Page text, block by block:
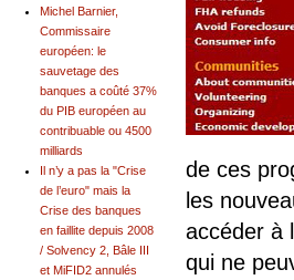
de ces
les
accéder à
qui ne
Michel Barnier,
Commissaire
européen: le
sauvetage des
banques a coûté 37%
du PIB européen au
contribuable ou 4500
milliards
Il n’y a pas la "Crise
de l’euro" mais la
Crise des banques
en faillite depuis 2008
/ Solvency 2, Bâle III
et MiFID2 annulés